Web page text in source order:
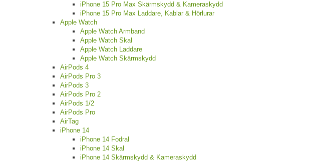
iPhone 15 Pro Max Skärmskydd & Kameraskydd
iPhone 15 Pro Max Laddare, Kablar & Hörlurar
Apple Watch
Apple Watch Armband
Apple Watch Skal
Apple Watch Laddare
Apple Watch Skärmskydd
AirPods 4
AirPods Pro 3
AirPods 3
AirPods Pro 2
AirPods 1/2
AirPods Pro
AirTag
iPhone 14
iPhone 14 Fodral
iPhone 14 Skal
iPhone 14 Skärmskydd & Kameraskydd